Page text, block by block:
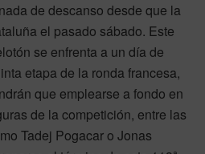
de descanso desde que la
el pasado sábado. Este
se enfrenta a un día de
etapa de la ronda francesa,
que emplearse a fondo en
de la competición, entre las
Tadej Pogacar o Jonas